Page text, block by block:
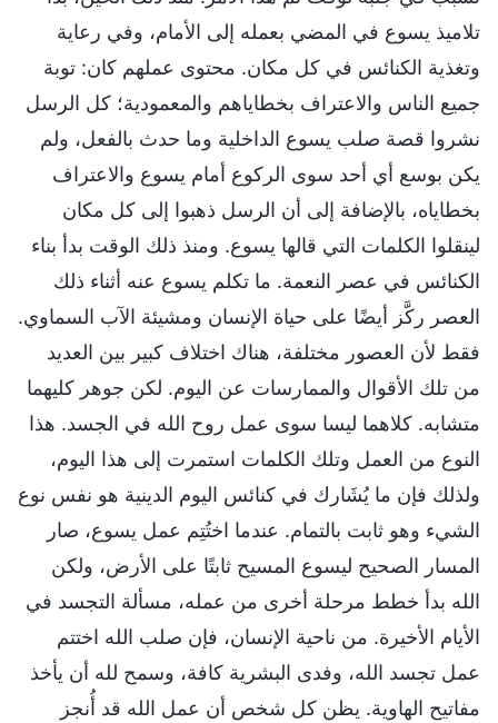
تلاميذ يسوع في المضي بعمله إلى الأمام، وفي رعاية
وتغذية الكنائس في كل مكان. محتوى عملهم كان: توبة
جميع الناس والاعتراف بخطاياهم والمعمودية؛ كل الرسل
نشروا قصة صلب يسوع الداخلية وما حدث بالفعل، ولم
يكن بوسع أي أحد سوى الركوع أمام يسوع والاعتراف
بخطاياه، بالإضافة إلى أن الرسل ذهبوا إلى كل مكان
لينقلوا الكلمات التي قالها يسوع. ومنذ ذلك الوقت بدأ بناء
الكنائس في عصر النعمة. ما تكلم يسوع عنه أثناء ذلك
العصر ركَّز أيضًا على حياة الإنسان ومشيئة الآب السماوي.
فقط لأن العصور مختلفة، هناك اختلاف كبير بين العديد
من تلك الأقوال والممارسات عن اليوم. لكن جوهر كليهما
متشابه. كلاهما ليسا سوى عمل روح الله في الجسد. هذا
النوع من العمل وتلك الكلمات استمرت إلى هذا اليوم،
ولذلك فإن ما يُشَارك في كنائس اليوم الدينية هو نفس نوع
الشيء وهو ثابت بالتمام. عندما اختُتِم عمل يسوع، صار
المسار الصحيح ليسوع المسيح ثابتًا على الأرض، ولكن
الله بدأ خطط مرحلة أخرى من عمله، مسألة التجسد في
الأيام الأخيرة. من ناحية الإنسان، فإن صلب الله اختتم
عمل تجسد الله، وفدى البشرية كافة، وسمح لله أن يأخذ
مفاتيح الهاوية. يظن كل شخص أن عمل الله قد أُنجز